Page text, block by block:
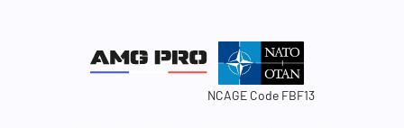
NCAGE Code FBF13